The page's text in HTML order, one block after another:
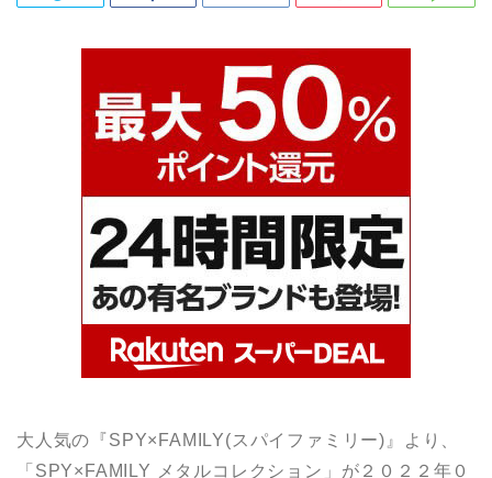
大人気の『SPY×FAMILY(スパイファミリー)』より、
「SPY×FAMILY メタルコレクション」が２０２２年０